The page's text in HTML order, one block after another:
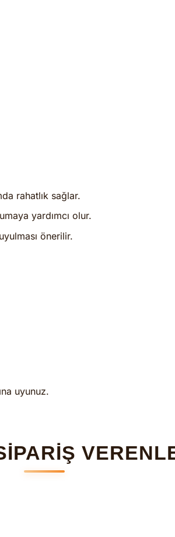
rahatlık sağlar.
yardımcı olur.
önerilir.
uyunuz.